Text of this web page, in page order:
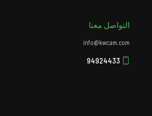
التواصل معنا
info@kwcam.com